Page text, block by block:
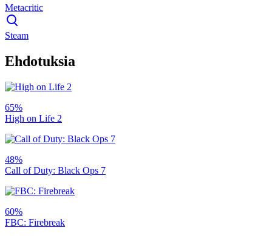
Metacritic
Steam
Ehdotuksia
65%
High on Life 2
48%
Call of Duty: Black Ops 7
60%
FBC: Firebreak